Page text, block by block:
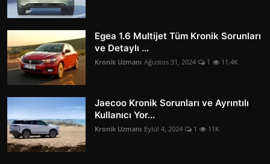
Egea 1.6 Multijet Tüm Kronik Sorunları
ve Detaylı ...
Kronik Uzmanı Ağustos 31, 2024 1 11.4K
Jaecoo Kronik Sorunları ve Ayrıntılı
Kullanıcı Yor...
Kronik Uzmanı Eylül 4, 2024 1 11K